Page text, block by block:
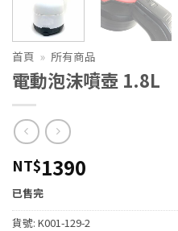
首頁 » 所有商品
電動泡沫噴壺 1.8L
NT$1390
已售完
貨號: K001-129-2